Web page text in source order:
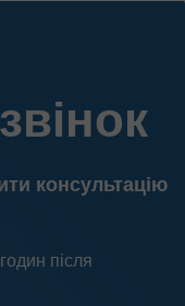
консультацію
після